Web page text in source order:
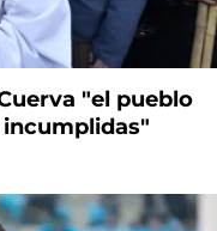
"el pueblo